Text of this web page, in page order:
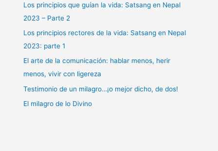
Los principios que guían la vida: Satsang en Nepal
2023 – Parte 2
Los principios rectores de la vida: Satsang en Nepal
2023: parte 1
El arte de la comunicación: hablar menos, herir
menos, vivir con ligereza
Testimonio de un milagro…¡o mejor dicho, de dos!
El milagro de lo Divino